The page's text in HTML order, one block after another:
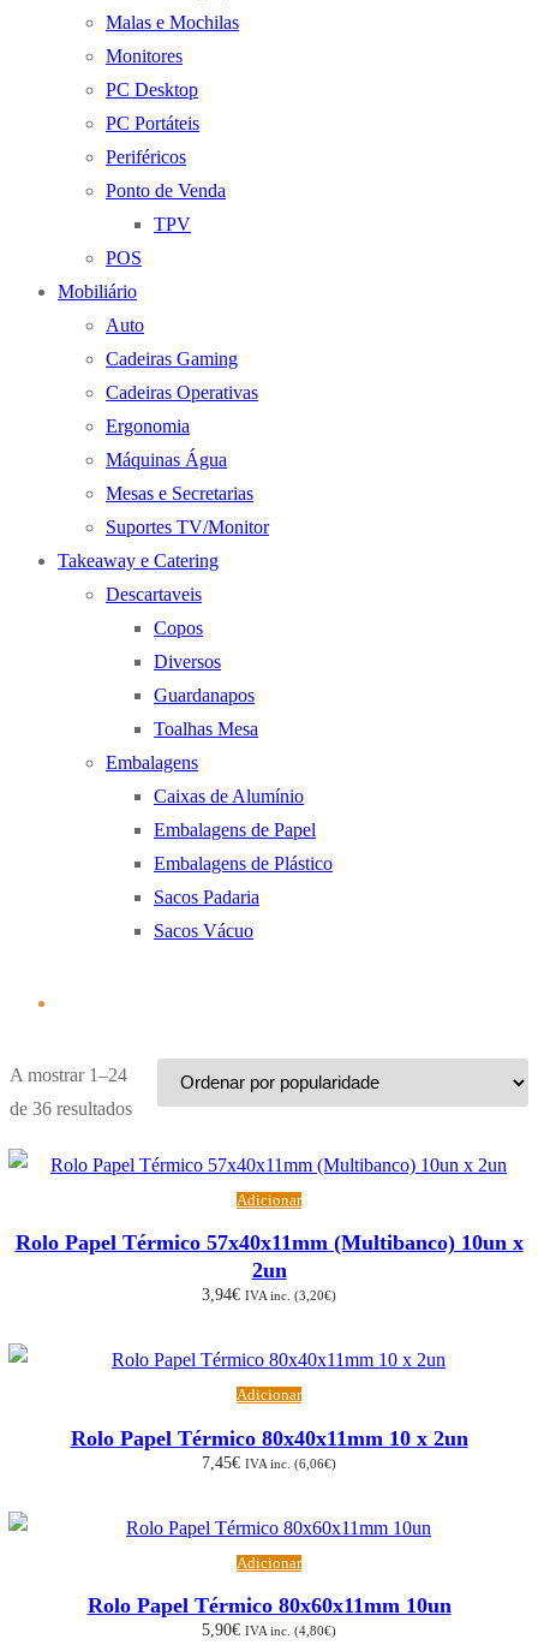
Malas e Mochilas
Monitores
PC Desktop
PC Portáteis
Periféricos
Ponto de Venda
TPV
POS
Mobiliário
Auto
Cadeiras Gaming
Cadeiras Operativas
Ergonomia
Máquinas Água
Mesas e Secretarias
Suportes TV/Monitor
Takeaway e Catering
Descartaveis
Copos
Diversos
Guardanapos
Toalhas Mesa
Embalagens
Caixas de Alumínio
Embalagens de Papel
Embalagens de Plástico
Sacos Padaria
Sacos Vácuo
A mostrar 1–24
de 36 resultados
Ordenado
popularidade
Adicionar
Rolo Papel Térmico 57x40x11mm (Multibanco) 10un x
2un
3,94€ IVA inc. (3,20€)
Adicionar
Rolo Papel Térmico 80x40x11mm 10 x 2un
7,45€ IVA inc. (6,06€)
Adicionar
Rolo Papel Térmico 80x60x11mm 10un
5,90€ IVA inc. (4,80€)